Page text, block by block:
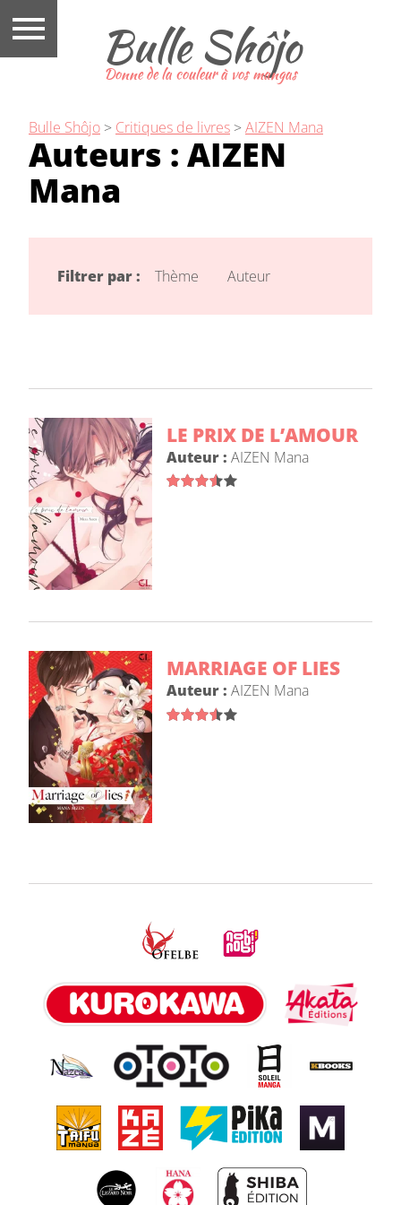
Bulle Shôjo
Donne de la couleur à vos mangas
Bulle Shôjo > Critiques de livres >AIZEN Mana
Auteurs : AIZEN
Mana
Filtrer par : Thème Auteur
LE PRIX DE L’AMOUR
Auteur : AIZEN Mana
MARRIAGE OF LIES
Auteur : AIZEN Mana